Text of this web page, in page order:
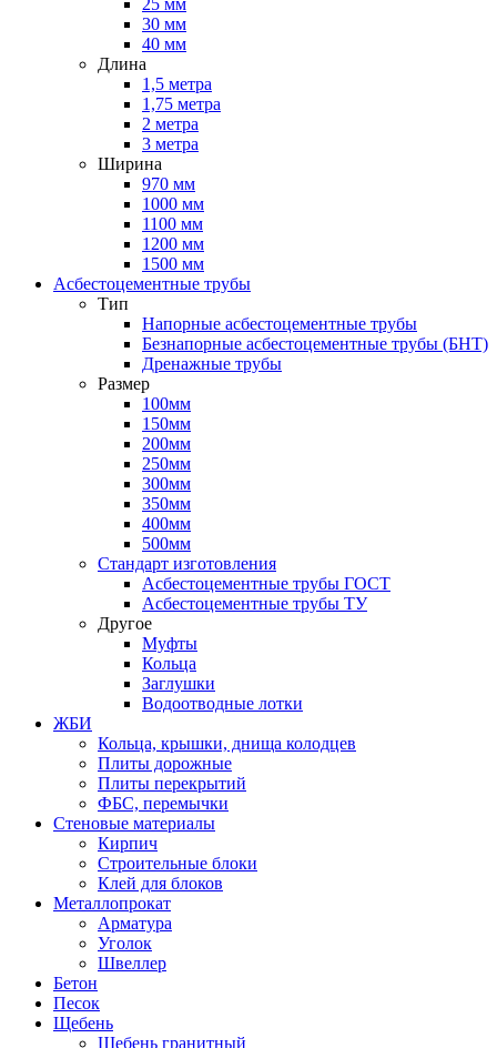
25 мм
30 мм
40 мм
Длина
1,5 метра
1,75 метра
2 метра
3 метра
Ширина
970 мм
1000 мм
1100 мм
1200 мм
1500 мм
Асбестоцементные трубы
Тип
Напорные асбестоцементные трубы
Безнапорные асбестоцементные трубы (БНТ)
Дренажные трубы
Размер
100мм
150мм
200мм
250мм
300мм
350мм
400мм
500мм
Стандарт изготовления
Асбестоцементные трубы ГОСТ
Асбестоцементные трубы ТУ
Другое
Муфты
Кольца
Заглушки
Водоотводные лотки
ЖБИ
Кольца, крышки, днища колодцев
Плиты дорожные
Плиты перекрытий
ФБС, перемычки
Стеновые материалы
Кирпич
Строительные блоки
Клей для блоков
Металлопрокат
Арматура
Уголок
Швеллер
Бетон
Песок
Щебень
Щебень гранитный